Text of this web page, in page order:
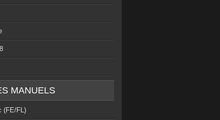
MANUELS
(FE/FL)